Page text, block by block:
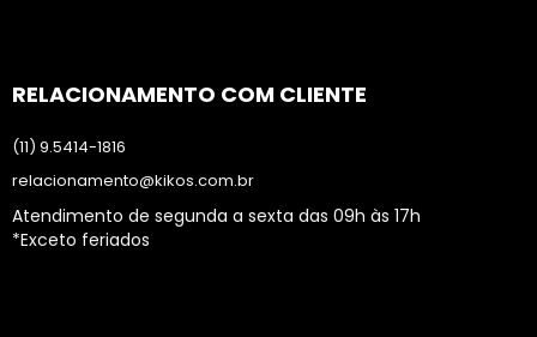
RELACIONAMENTO COM CLIENTE
(11) 9.5414-1816
relacionamento@kikos.com.br
Atendimento de segunda a sexta das 09h às 17h
*Exceto feriados